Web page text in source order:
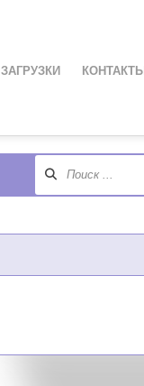
ЗАГРУЗКИ КОНТАКТЫ